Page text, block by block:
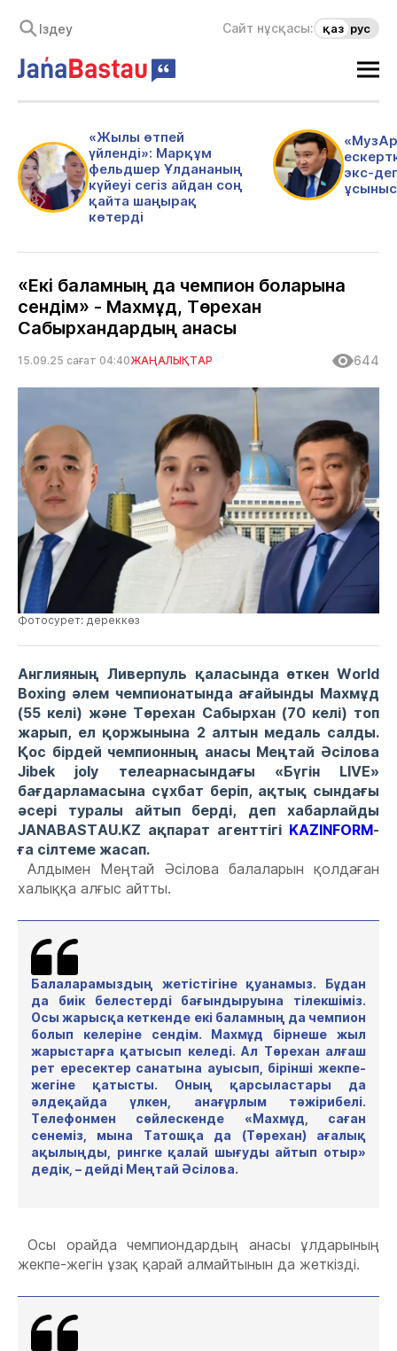
Сайт нұсқасы: қаз рус
«Жылы өтпей
үйленді»: Марқұм
фельдшер Ұлдананың
күйеуі сегіз айдан соң
қайта шаңырақ
көтерді
экс-
«Екі баламның да чемпион боларына
сендім» - Махмұд, Төрехан
Сабырхандардың анасы
15.09.25 сағат 04:40ЖАҢАЛЫҚТАР 644
Фотосурет: дереккөз
Англияның Ливерпуль қаласында өткен World
Boxing әлем чемпионатында ағайынды Махмұд
(55 келі) және Төрехан Сабырхан (70 келі) топ
жарып, ел қоржынына 2 алтын медаль салды.
Қос бірдей чемпионның анасы Меңтай Әсілова
Jibek joly телеарнасындағы «Бүгін LIVE»
бағдарламасына сұхбат беріп, ақтық сындағы
әсері туралы айтып берді, деп хабарлайды
JANABASTAU.KZ ақпарат агенттігі KAZINFORM-
ға сілтеме жасап.
Алдымен Меңтай Әсілова балаларын қолдаған
халыққа алғыс айтты.
Балаларамыздың жетістігіне қуанамыз. Бұдан
да биік белестерді бағындыруына тілекшіміз.
Осы жарысқа кеткенде екі баламның да чемпион
болып келеріне сендім. Махмұд бірнеше жыл
жарыстарға қатысып келеді. Ал Төрехан алғаш
рет ересектер санатына ауысып, бірінші жекпе-
жегіне қатысты. Оның қарсыластары да
әлдеқайда үлкен, анағұрлым тәжірибелі.
Телефонмен сөйлескенде «Махмұд
саған
сенеміз, мына Татошқа да (Төрехан) ағалық
ақылыңды, рингке қалай шығуды айтып отыр»
дедік, – дейді Меңтай Әсілова.
Осы орайда чемпиондардың анасы ұлдарының
жекпе-жегін ұзақ қарай алмайтынын да жеткізді.